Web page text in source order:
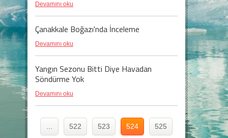
Devamını oku
Çanakkale Boğazı'nda İnceleme
Devamını oku
Yangın Sezonu Bitti Diye Havadan
Söndürme Yok
Devamını oku
522 523 524 525